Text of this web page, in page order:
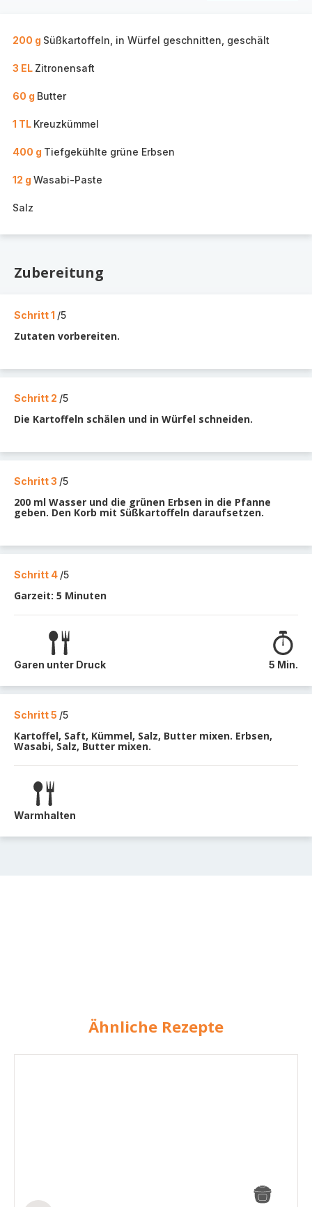
200 g Süßkartoffeln, in Würfel geschnitten, geschält
3 EL Zitronensaft
60 g Butter
1 TL Kreuzkümmel
400 g Tiefgekühlte grüne Erbsen
12 g Wasabi-Paste
Salz
Zubereitung
Schritt 1 /5
Zutaten vorbereiten.
Schritt 2 /5
Die Kartoffeln schälen und in Würfel schneiden.
Schritt 3 /5
200 ml Wasser und die grünen Erbsen in die Pfanne
geben. Den Korb mit Süßkartoffeln daraufsetzen.
Schritt 4 /5
Garzeit: 5 Minuten
Garen unter Druck 5 Min.
Schritt 5 /5
Kartoffel, Saft, Kümmel, Salz, Butter mixen. Erbsen,
Wasabi, Salz, Butter mixen.
Warmhalten
Ähnliche Rezepte